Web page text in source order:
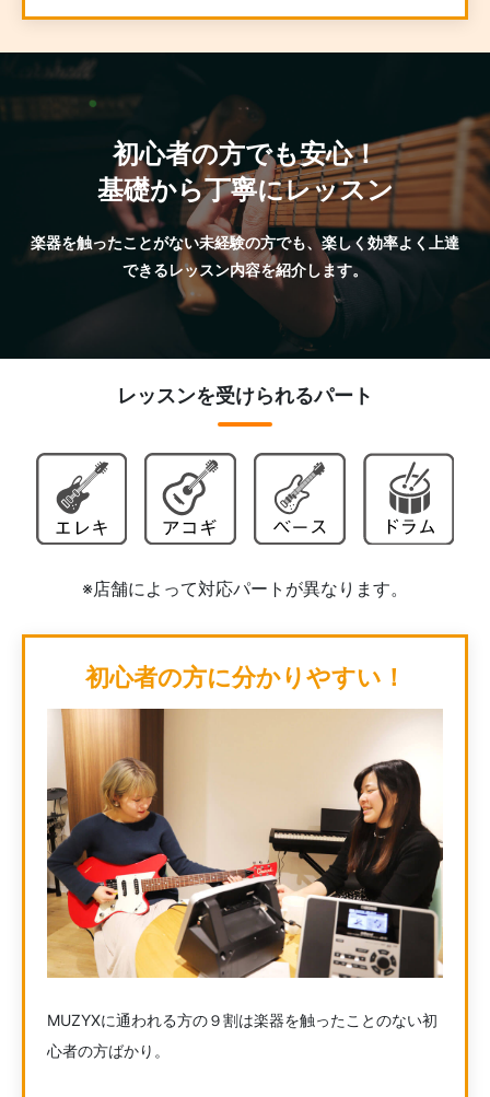
初心者の方でも安心！
基礎から丁寧にレッスン
楽器を触ったことがない未経験の方でも、楽しく効率よく上達
できるレッスン内容を紹介します。
レッスンを受けられるパート
※店舗によって対応パートが異なります。
初心者の方に分かりやすい！
MUZYXに通われる方の９割は楽器を触ったことのない初
心者の方ばかり。